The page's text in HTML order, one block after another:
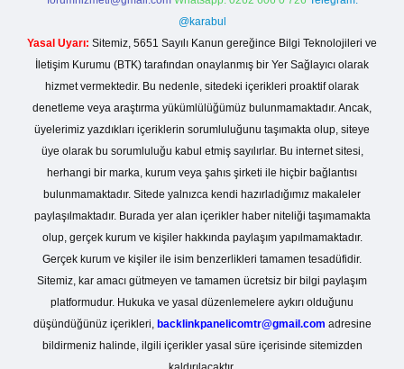
@karabul
Yasal Uyarı: Sitemiz, 5651 Sayılı Kanun gereğince Bilgi Teknolojileri ve
İletişim Kurumu (BTK) tarafından onaylanmış bir Yer Sağlayıcı olarak
hizmet vermektedir. Bu nedenle, sitedeki içerikleri proaktif olarak
denetleme veya araştırma yükümlülüğümüz bulunmamaktadır. Ancak,
üyelerimiz yazdıkları içeriklerin sorumluluğunu taşımakta olup, siteye
üye olarak bu sorumluluğu kabul etmiş sayılırlar. Bu internet sitesi,
herhangi bir marka, kurum veya şahıs şirketi ile hiçbir bağlantısı
bulunmamaktadır. Sitede yalnızca kendi hazırladığımız makaleler
paylaşılmaktadır. Burada yer alan içerikler haber niteliği taşımamakta
olup, gerçek kurum ve kişiler hakkında paylaşım yapılmamaktadır.
Gerçek kurum ve kişiler ile isim benzerlikleri tamamen tesadüfidir.
Sitemiz, kar amacı gütmeyen ve tamamen ücretsiz bir bilgi paylaşım
platformudur. Hukuka ve yasal düzenlemelere aykırı olduğunu
düşündüğünüz içerikleri, backlinkpanelicomtr@gmail.com adresine
bildirmeniz halinde, ilgili içerikler yasal süre içerisinde sitemizden